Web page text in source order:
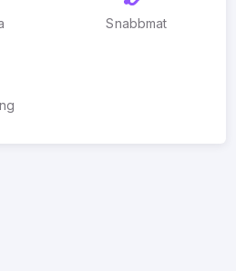
Snabbmat